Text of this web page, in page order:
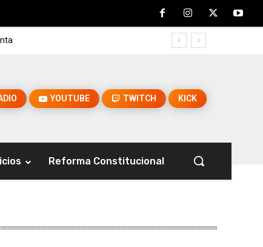
YOUTUBE TWITCH KICK
Reforma Constitucional